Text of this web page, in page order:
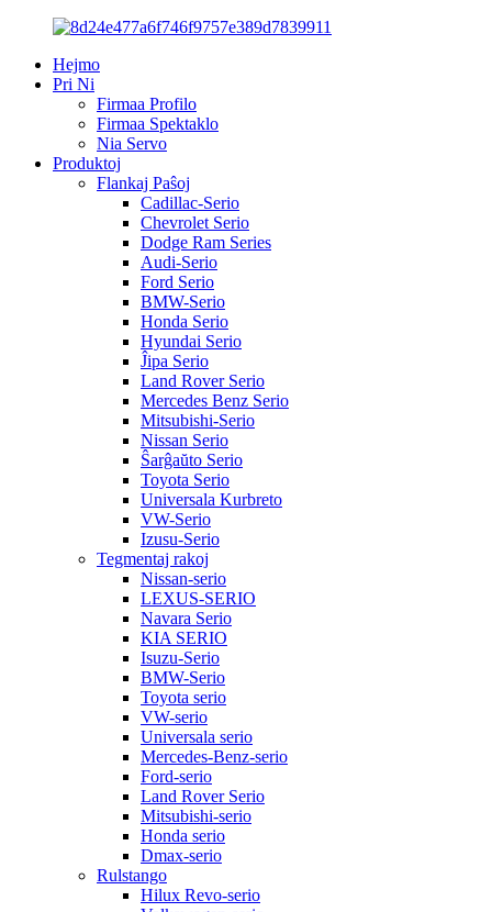
Hejmo
Pri Ni
Firmaa Profilo
Firmaa Spektaklo
Nia Servo
Produktoj
Flankaj Paŝoj
Cadillac-Serio
Chevrolet Serio
Dodge Ram Series
Audi-Serio
Ford Serio
BMW-Serio
Honda Serio
Hyundai Serio
Ĵipa Serio
Land Rover Serio
Mercedes Benz Serio
Mitsubishi-Serio
Nissan Serio
Ŝarĝaŭto Serio
Toyota Serio
Universala Kurbreto
VW-Serio
Izusu-Serio
Tegmentaj rakoj
Nissan-serio
LEXUS-SERIO
Navara Serio
KIA SERIO
Isuzu-Serio
BMW-Serio
Toyota serio
VW-serio
Universala serio
Mercedes-Benz-serio
Ford-serio
Land Rover Serio
Mitsubishi-serio
Honda serio
Dmax-serio
Rulstango
Hilux Revo-serio